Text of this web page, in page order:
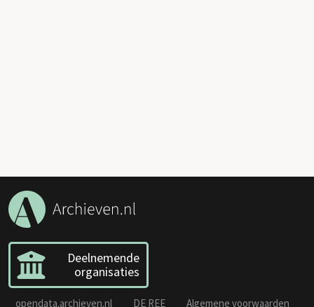
Deelnemende
organisaties
opendata.archieven.nl DE REE Algemene voorwaarden